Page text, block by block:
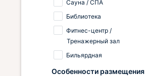
Сауна / СПА
Библиотека
Фитнес-центр /
Тренажерный зал
Бильярдная
Особенности размещения